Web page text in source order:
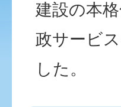
建設の本
政サービ
した。